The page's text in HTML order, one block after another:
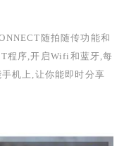
随拍随传功能和
程序,开启Wifi 和蓝牙,每
机上,让你能即时分享